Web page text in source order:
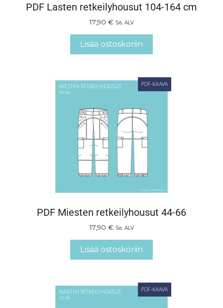
PDF Lasten retkeilyhousut 104-164 cm
17,90 € Sis. ALV
Lisää ostoskoriin
PDF Miesten retkeilyhousut 44-66
17,90 € Sis. ALV
Lisää ostoskoriin